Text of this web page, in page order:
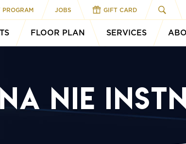
PROGRAM JOBS GIFT CARD
FLOOR PLAN SERVICES
nie